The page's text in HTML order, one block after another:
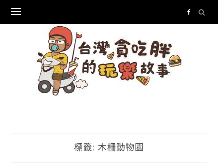
content
標籤: 木柵動物園